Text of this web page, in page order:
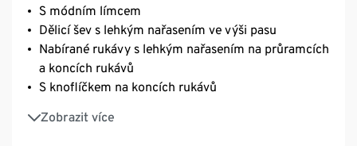
S módním límcem
Dělicí šev s lehkým nařasením ve výši pasu
Nabírané rukávy s lehkým nařasením na průramcích
a koncích rukávů
S knoflíčkem na koncích rukávů
Zobrazit více
Dělicí šev od výstřihu k pasu